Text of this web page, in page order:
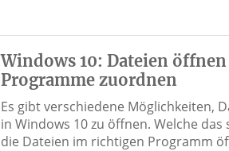
Windows 10: Dateien
Programme zuordnen
Es gibt verschiedene Möglichkeiten,
in Windows 10 zu öffnen. Welche das
die Dateien im richtigen Programm